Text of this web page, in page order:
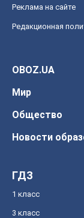
Реклама на сайте
Редакционная
OBOZ.UA
Мир
Общество
Новости
ГДЗ
1 класс
3 класс